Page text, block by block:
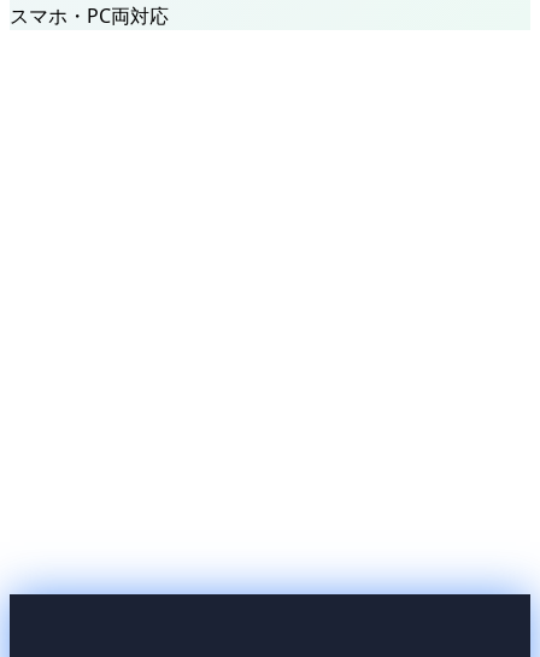
スマホ・PC両対応